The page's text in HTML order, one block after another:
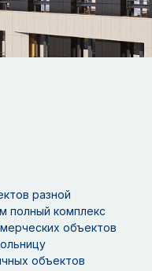
разной
полный комплекс
объектов
объектов